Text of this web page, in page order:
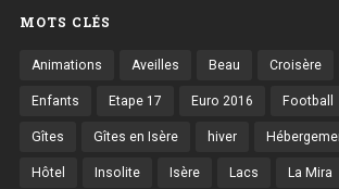
MOTS CLÉS
Animations Aveilles Beau Croisère
Enfants Etape 17 Euro 2016 Football
Gîtes Gîtes en Isère hiver
Hôtel Insolite Isère Lacs La Mira